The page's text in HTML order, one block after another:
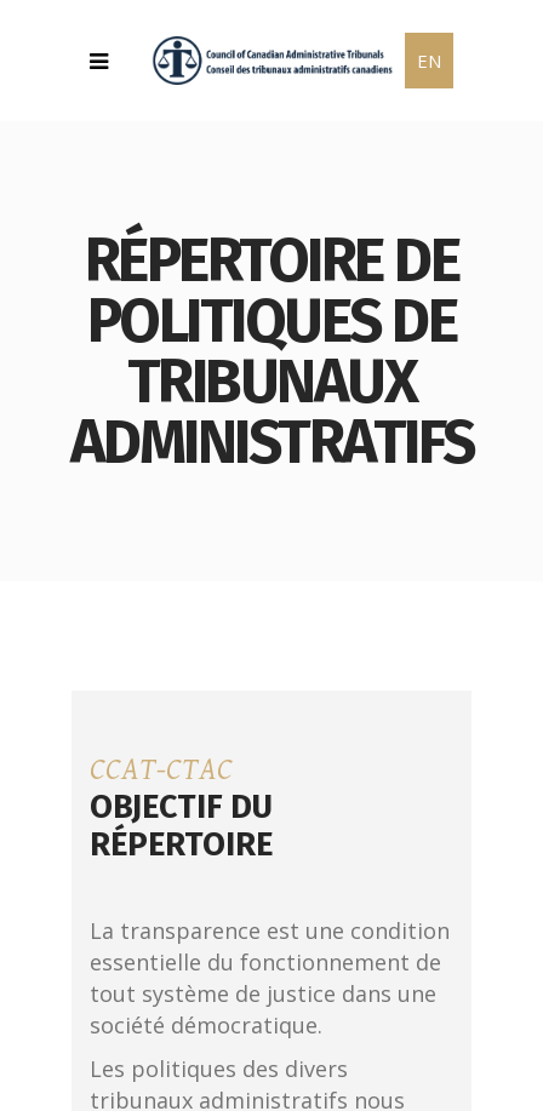
EN
RÉPERTOIRE DE
POLITIQUES DE
TRIBUNAUX
ADMINISTRATIFS
CCAT-CTAC
OBJECTIF DU
RÉPERTOIRE
La transparence est une condition
essentielle du fonctionnement de
tout système de justice dans une
société démocratique.
Les politiques des divers
tribunaux administratifs nous